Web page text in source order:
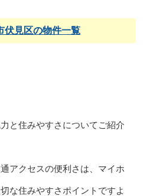
伏見区の物件一覧
と住みやすさについてご紹介
アクセスの便利さは、マイホ
な住みやすさポイントですよ